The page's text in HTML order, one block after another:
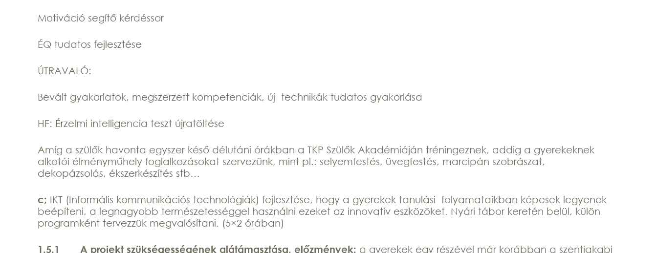
Motiváció segítő kérdéssor
ÉQ tudatos fejlesztése
ÚTRAVALÓ:
Bevált gyakorlatok, megszerzett kompetenciák, új technikák tudatos gyakorlása
HF: Érzelmi intelligencia teszt újratöltése
Amíg a szülők havonta egyszer késő délutáni órákban a TKP Szülők Akadémiáján tréningeznek, addig a gyerekeknek
alkotói élményműhely foglalkozásokat szervezünk, mint pl.: selyemfestés, üvegfestés, marcipán szobrászat,
dekopázsolás, ékszerkészítés stb…
c; IKT (Informális kommunikációs technológiák) fejlesztése, hogy a gyerekek tanulási folyamataikban képesek legyenek
beépíteni, a legnagyobb természetességgel használni ezeket az innovatív eszközöket. Nyári tábor keretén belül, külön
programként tervezzük megvalósítani. (5×2 órában)
1.5.1 A projekt szükségességének alátámasztása, előzmények: a gyerekek egy részével már korábban a szentjakabi